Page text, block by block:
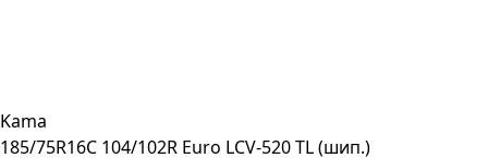
Kama
185/75R16C 104/102R Euro LCV-520 TL (шип.)